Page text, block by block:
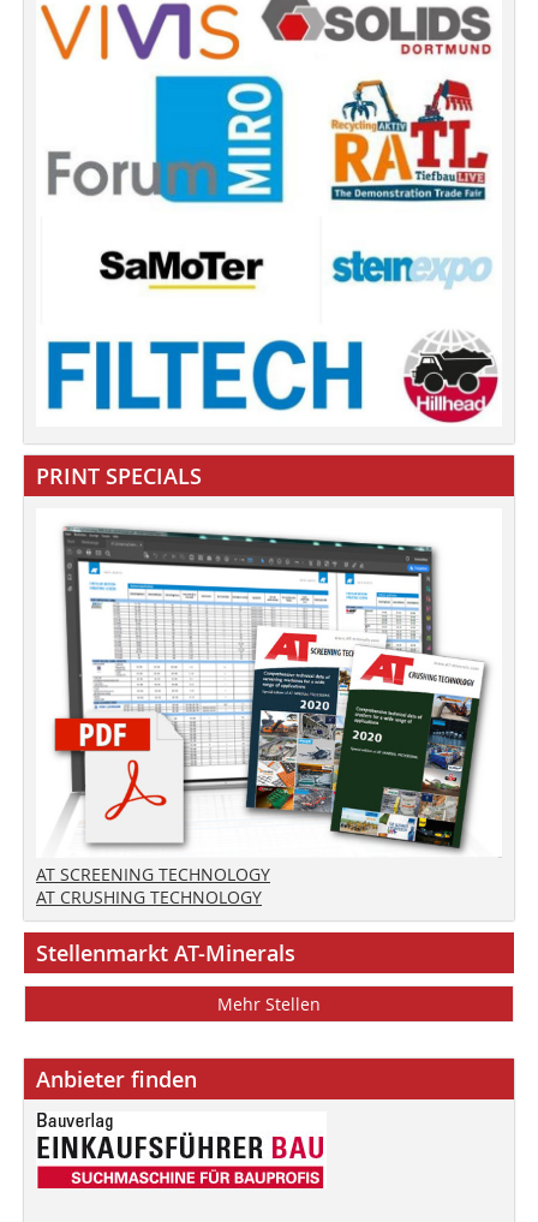
PRINT SPECIALS
AT SCREENING TECHNOLOGY
AT CRUSHING TECHNOLOGY
Stellenmarkt AT-Minerals
Mehr Stellen
Anbieter finden